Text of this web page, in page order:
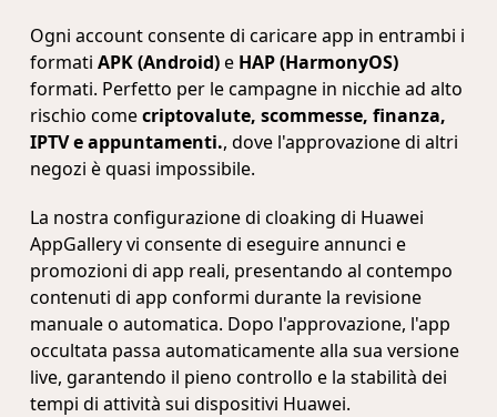
Ogni account consente di caricare app in entrambi i
formati APK (Android)e HAP (HarmonyOS)
formati. Perfetto per le campagne in nicchie ad alto
rischio comecriptovalute, scommesse, finanza,
IPTV e appuntamenti., dove l'approvazione di altri
negozi è quasi impossibile.
La nostra configurazione di cloaking di Huawei
AppGallery vi consente di eseguire annunci e
promozioni di app reali, presentando al contempo
contenuti di app conformi durante la revisione
manuale o automatica. Dopo l'approvazione, l'app
occultata passa automaticamente alla sua versione
live, garantendo il pieno controllo e la stabilità dei
tempi di attività sui dispositivi Huawei.